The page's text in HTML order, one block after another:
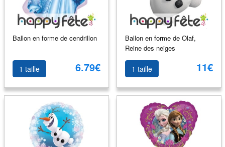
Ballon en forme de cendrillon
1 taille 6.79€
Ballon en forme de Olaf,
Reine des neiges
1 taille 11€